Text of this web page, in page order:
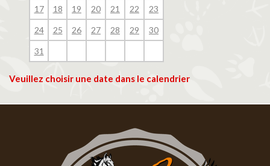
17 18 19 20 21 22 23
24 25 26 27 28 29 30
31
Veuillez choisir une date dans le calendrier